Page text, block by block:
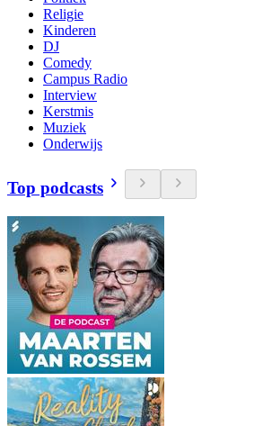
Religie
Kinderen
DJ
Comedy
Campus Radio
Interview
Kerstmis
Muziek
Onderwijs
Top podcasts